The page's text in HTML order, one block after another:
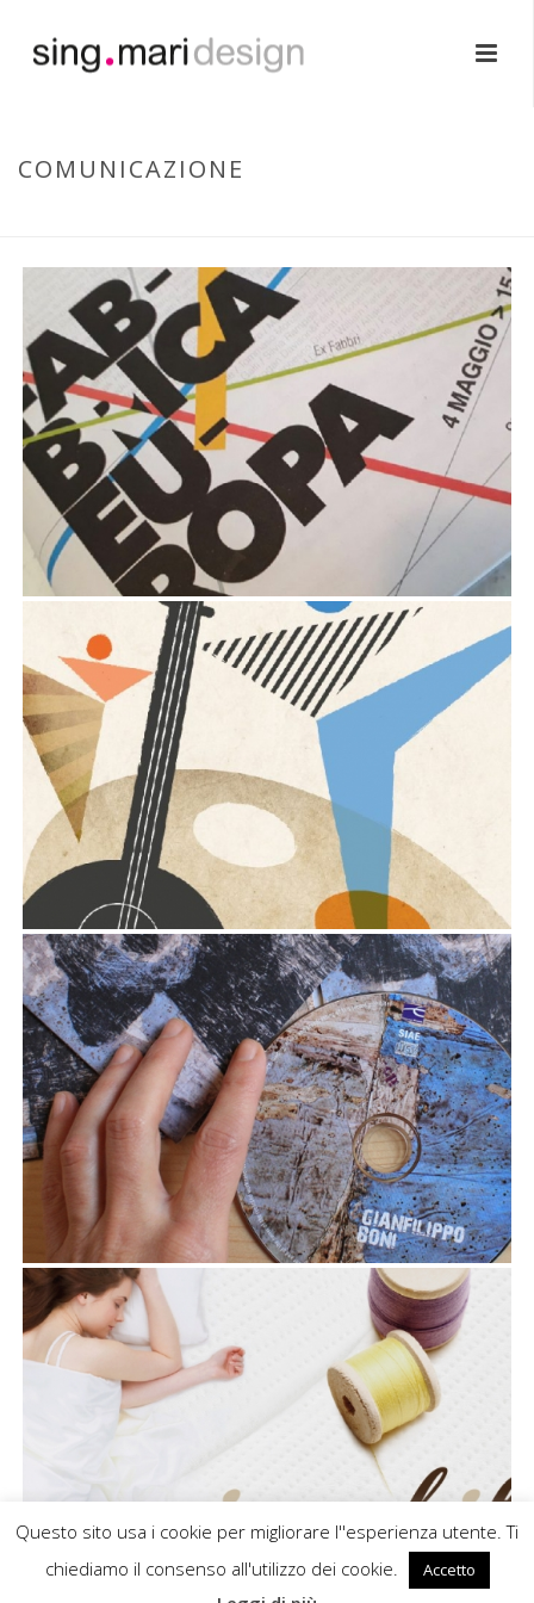
COMUNICAZIONE
FESTIVAL ED EVENTI
Comunicazione ,Immagine coordinata
MATERIALI PROMOZIONALI
Comunicazione,Immagine coordinata
Comunicazione Immagine coordinata
Questo sito usa i cookie per migliorare l''esperienza utente. Ti
chiediamo il consenso all'utilizzo dei cookie.
Accetto